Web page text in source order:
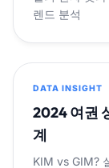
렌드 분석
DATA INSIGHT
2024 여권
계
KIM vs GIM?